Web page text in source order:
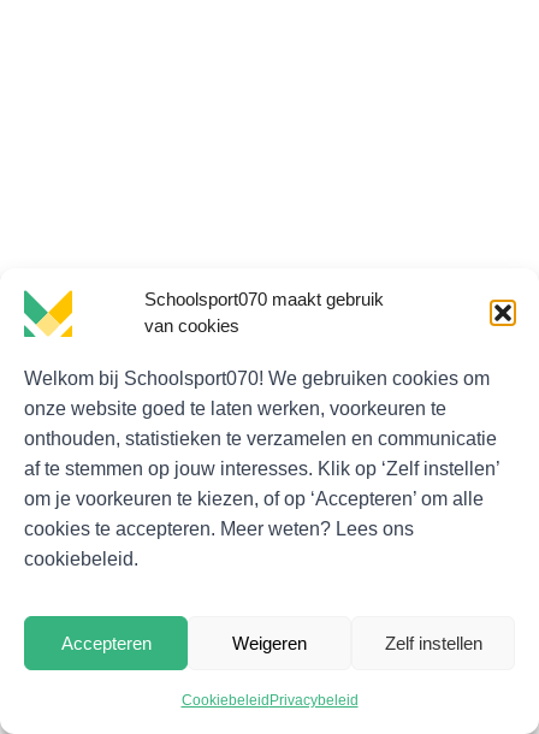
Schoolsport070 maakt gebruik
van cookies
Welkom bij Schoolsport070! We gebruiken cookies om
onze website goed te laten werken, voorkeuren te
onthouden, statistieken te verzamelen en communicatie
af te stemmen op jouw interesses. Klik op ‘Zelf instellen’
om je voorkeuren te kiezen, of op ‘Accepteren’ om alle
cookies te accepteren. Meer weten? Lees ons
cookiebeleid.
Accepteren Weigeren Zelf instellen
Cookiebeleid Privacybeleid
Contactgegevens en informatie
Wachtwoord vergeten
Privacybeleid